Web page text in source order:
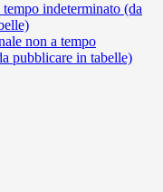
tempo indeterminato (da
non a tempo
pubblicare in tabelle)